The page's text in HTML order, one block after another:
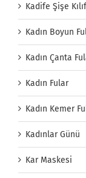
Kadife Şişe
Kadın Boyun
Kadın Çanta
Kadın Fular
Kadın Kemer
Kadınlar Günü
Kar Maskesi